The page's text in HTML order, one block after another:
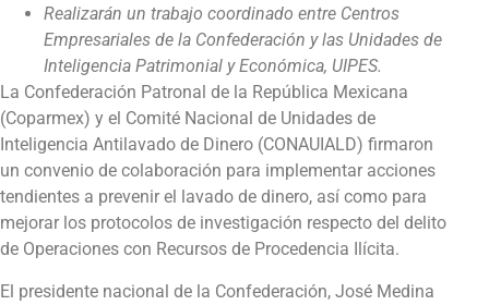
Realizarán un trabajo coordinado entre Centros
Empresariales de la Confederación y las Unidades de
Inteligencia Patrimonial y Económica, UIPES.
La Confederación Patronal de la República Mexicana
(Coparmex) y el Comité Nacional de Unidades de
Inteligencia Antilavado de Dinero (CONAUIALD) firmaron
un convenio de colaboración para implementar acciones
tendientes a prevenir el lavado de dinero, así como para
mejorar los protocolos de investigación respecto del delito
de Operaciones con Recursos de Procedencia Ilícita.
El presidente nacional de la Confederación, José Medina